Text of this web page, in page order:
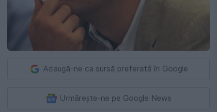
Adaugă-ne ca sursă preferată în Google
Urmărește-ne pe Google News